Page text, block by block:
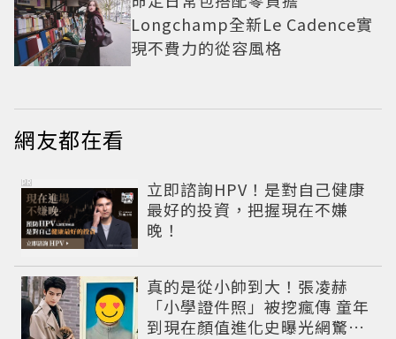
Longchamp全新Le Cadence實
現不費力的從容風格
網友都在看
立即諮詢HPV！是對自己健康
最好的投資，把握現在不嫌
晚！
PR
真的是從小帥到大！張凌赫
「小學證件照」被挖瘋傳 童年
到現在顏值進化史曝光網驚：